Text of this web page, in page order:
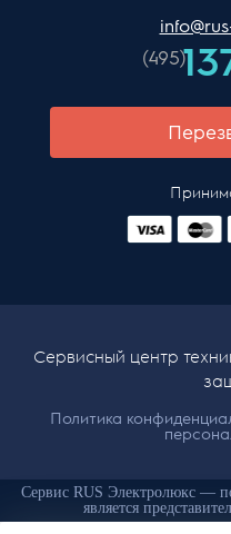
(495)
Сервисный центр
Политика
Сервис RUS Электролюкс —
является